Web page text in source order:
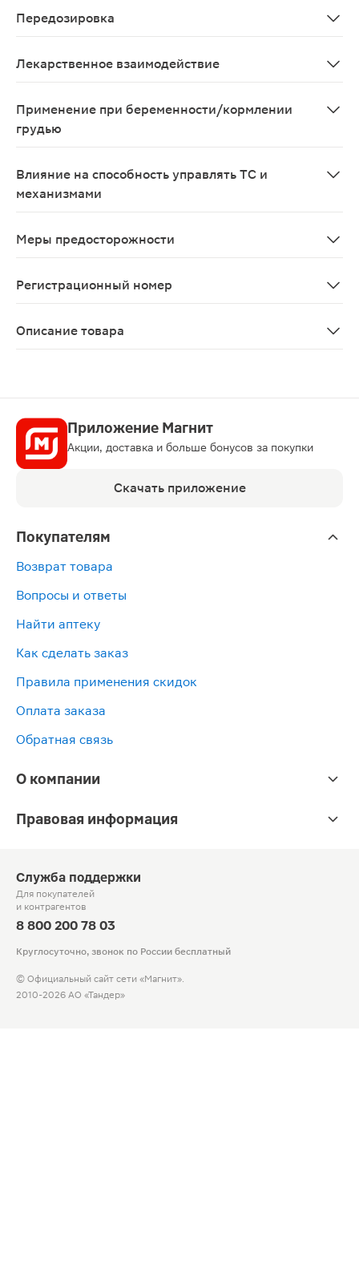
Передозировка
Лекарственное взаимодействие
Применение при беременности/кормлении
грудью
Влияние на способность управлять ТС и
механизмами
Меры предосторожности
Регистрационный номер
Описание товара
Приложение Магнит
Акции, доставка и больше бонусов за покупки
Скачать приложение
Покупателям
Возврат товара
Вопросы и ответы
Найти аптеку
Как сделать заказ
Правила применения скидок
Оплата заказа
Обратная связь
О компании
Правовая информация
Служба поддержки
Для покупателей
и контрагентов
8 800 200 78 03
Круглосуточно, звонок по России бесплатный
© Официальный сайт сети «Магнит».
2010-2026 АО «Тандер»